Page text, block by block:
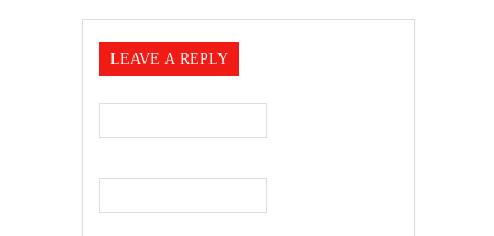
LEAVE A REPLY